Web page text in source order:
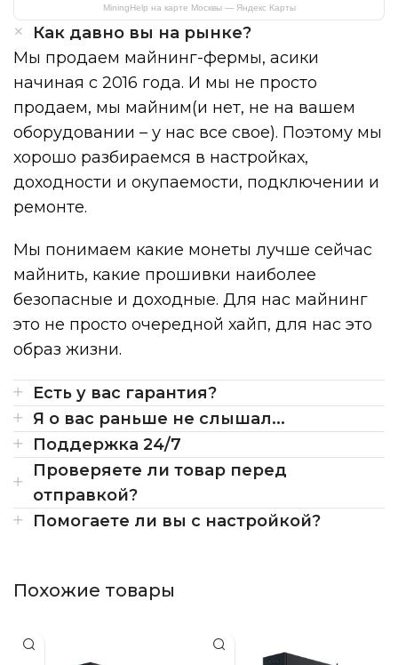
MiningHelp на карте Москвы — Яндекс Карты
Как давно вы на рынке?
Мы продаем майнинг-фермы, асики
начиная с 2016 года. И мы не просто
продаем, мы майним(и нет, не на вашем
оборудовании – у нас все свое). Поэтому мы
хорошо разбираемся в настройках,
доходности и окупаемости, подключении и
ремонте.
Мы понимаем какие монеты лучше сейчас
майнить, какие прошивки наиболее
безопасные и доходные. Для нас майнинг
это не просто очередной хайп, для нас это
образ жизни.
Есть у вас гарантия?
Я о вас раньше не слышал...
Поддержка 24/7
Проверяете ли товар перед
отправкой?
Помогаете ли вы с настройкой?
Похожие товары